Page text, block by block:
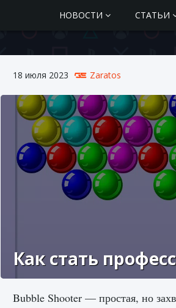
НОВОСТИ СТАТЬИ
18 июля 2023 Zaratos
Как стать
Bubble Shooter — простая, но